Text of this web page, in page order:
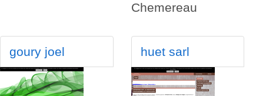
Chemereau
goury joel huet sarl